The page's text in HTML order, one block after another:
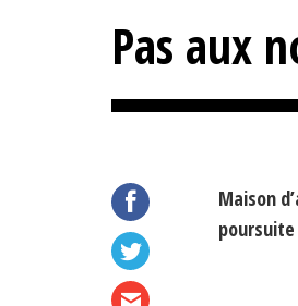
Pas aux
Maison